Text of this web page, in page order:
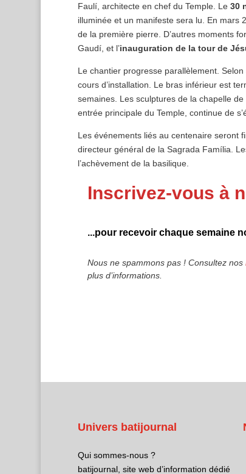
Faulí, architecte en chef du Temple. Le 30
illuminée et un manifeste sera lu. En mars
de la première pierre. D’autres moments
Gaudí, et l’inauguration de la tour de
Le chantier progresse parallèlement.
cours d’installation. Le bras inférieur est
semaines. Les sculptures de la chapelle
entrée principale du Temple, continue de
Les événements liés au centenaire seront
directeur général de la Sagrada Família.
l’achèvement de la basilique.
Inscrivez-vous à
...pour recevoir chaque semaine
Nous ne spammons pas ! Consultez nos
plus d’informations.
Univers batijournal
Qui sommes-nous ?
batijournal, site web d’information dédié